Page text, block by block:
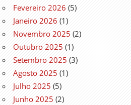
Fevereiro 2026 (5)
Janeiro 2026 (1)
Novembro 2025 (2)
Outubro 2025 (1)
Setembro 2025 (3)
Agosto 2025 (1)
Julho 2025 (5)
Junho 2025 (2)